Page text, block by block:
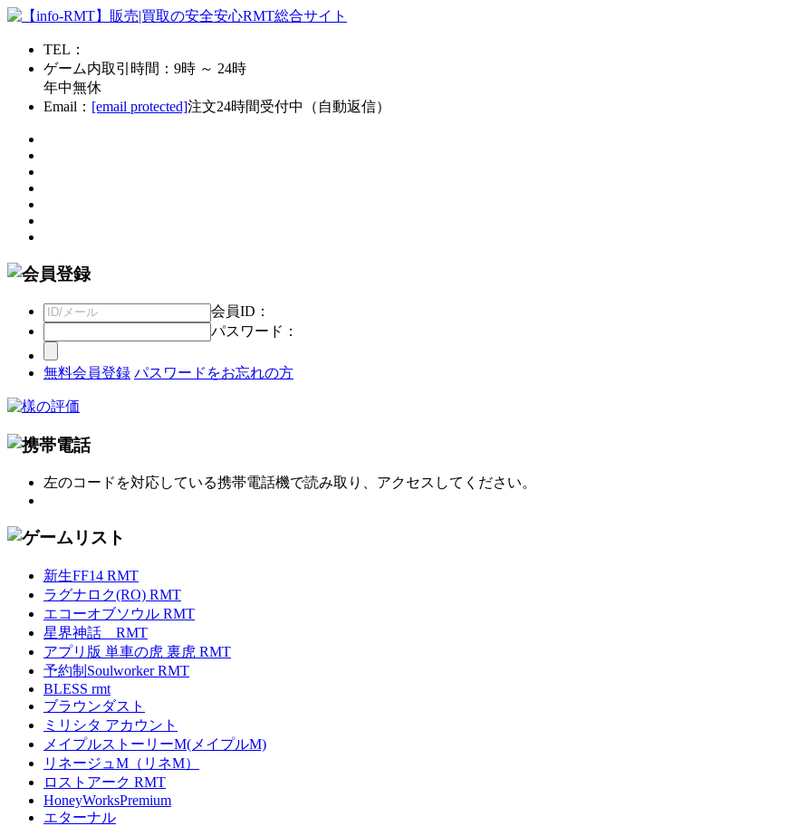
TEL：
ゲーム内取引時間：9時 ～ 24時
年中無休
Email： [email protected]注文24時間受付中（自動返信）
会員ID：
パスワード：
無料会員登録 パスワードをお忘れの方
左のコードを対応している携帯電話機で読み取り、アクセスしてください。
新生FF14 RMT
ラグナロク(RO) RMT
エコーオブソウル RMT
星界神話 RMT
アプリ版 単車の虎 裏虎 RMT
予約制Soulworker RMT
BLESS rmt
ブラウンダスト
ミリシタ アカウント
メイプルストーリーM(メイプルM)
リネージュM（リネM）
ロストアーク RMT
HoneyWorksPremium
エターナル